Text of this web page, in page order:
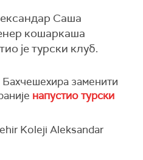
Саша
кошаркаша
је турски клуб.
заменити
напустио турски
Koleji Aleksandar